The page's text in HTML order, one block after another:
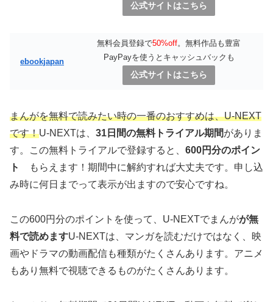
公式サイトはこちら
ebookjapan
無料会員登録で50%off。無料作品も豊富
PayPayを使うとキャッシュバックも
公式サイトはこちら
まんがを無料で読みたい時の一番のおすすめは、U-NEXT
です！U-NEXTは、 31日間の無料トライアル期間がありま
す。この無料トライアルで登録すると、 600円分のポイン
ト
もらえます！期間中に解約すれば大丈夫です。申し込
み時に何日までって表示が出ますので安心ですね。
この600円分のポイントを使って、U-NEXTでまんがが無
料で読めますU-NEXTは、マンガを読むだけではなく、映
画やドラマの動画配信も種類がたくさんあります。アニメ
もあり無料で視聴できるものがたくさんあります。